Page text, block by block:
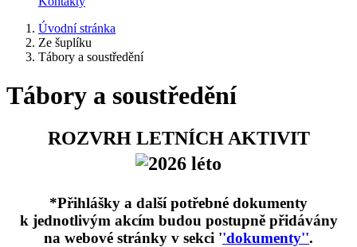
Úvodní stránka
Ze šuplíku
Tábory a soustředění
Tábory a soustředění
ROZVRH LETNÍCH AKTIVIT
*Přihlášky a další potřebné dokumenty
k jednotlivým akcím budou postupně přidávány
na webové stránky v sekci ''dokumenty''.